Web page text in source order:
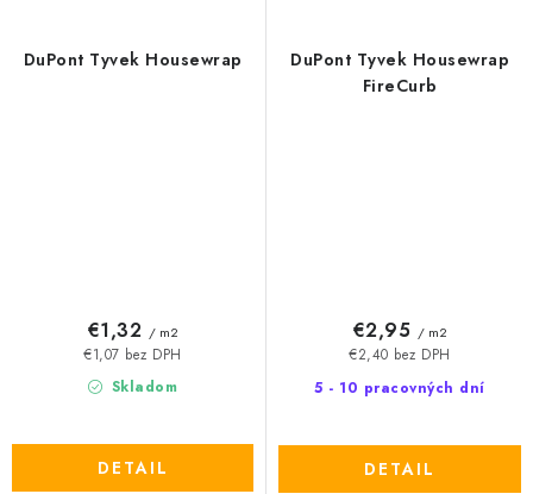
DuPont Tyvek Housewrap
Skladom
€1,07 bez DPH
€1,32 / m2
DETAIL
DuPont Tyvek Housewrap
FireCurb
5 - 10 pracovných dní
€2,40 bez DPH
€2,95 / m2
DETAIL